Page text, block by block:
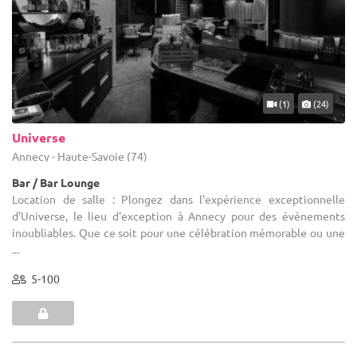
(1) (24)
Universe
Annecy - Haute-Savoie (74)
Bar / Bar Lounge
Location de salle : Plongez dans l'expérience exceptionnelle
d'Universe, le lieu d'exception à Annecy pour des événements
inoubliables. Que ce soit pour une célébration mémorable ou une
...
5-100